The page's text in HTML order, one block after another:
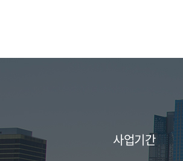
사업기간